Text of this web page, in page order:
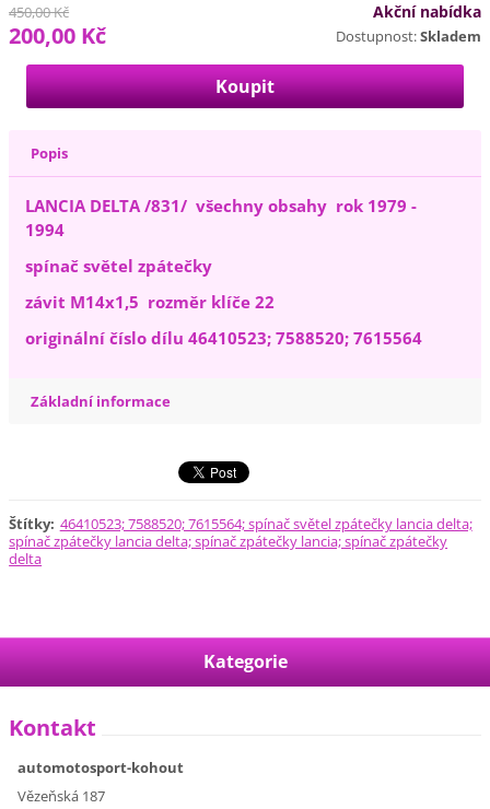
Akční nabídka
Dostupnost:Skladem
450,00 Kč
200,00 Kč
Popis
LANCIA DELTA /831/ všechny obsahy rok 1979 -
1994
spínač světel zpátečky
závit M14x1,5 rozměr klíče 22
originální číslo dílu 46410523; 7588520; 7615564
Základní informace
Štítky: 46410523; 7588520; 7615564; spínač světel zpátečky lancia delta;
spínač zpátečky lancia delta; spínač zpátečky lancia; spínač zpátečky
delta
Kategorie
Kontakt
automotosport-kohout
Vězeňská 187